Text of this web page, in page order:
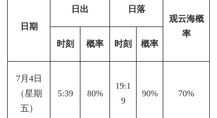
日期
日出
日落
观云海概
率
时刻
概率 时刻 概率
7月4日
（星期
五）
5:39 80%
19:1
9
90% 70%